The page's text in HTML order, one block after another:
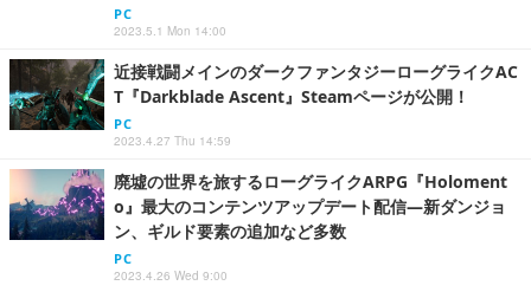
PC
2023.5.1 Mon 14:00
近接戦闘メインのダークファンタジーローグライクAC
T『Darkblade Ascent』Steamページが公開！
PC
2023.4.27 Thu 14:59
廃墟の世界を旅するローグライクARPG『Holoment
o』最大のコンテンツアップデート配信―新ダンジョ
ン、ギルド要素の追加など多数
PC
2023.4.26 Wed 9:00